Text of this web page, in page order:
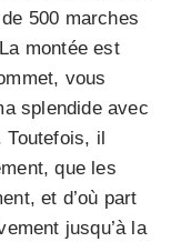
500 marches
montée est
vous
splendide avec
Toutefois, il
que les
et d’où part
jusqu’à la